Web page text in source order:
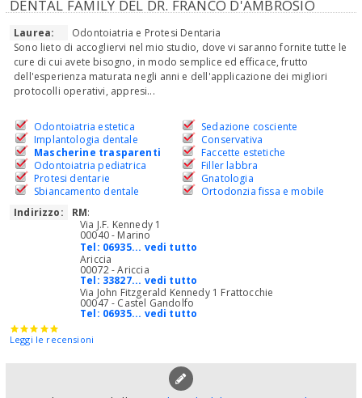
DENTAL FAMILY DEL DR. FRANCO D'AMBROSIO
Laurea:
Odontoiatria e Protesi Dentaria
Sono lieto di accogliervi nel mio studio, dove vi saranno fornite tutte le
cure di cui avete bisogno, in modo semplice ed efficace, frutto
dell'esperienza maturata negli anni e dell'applicazione dei migliori
protocolli operativi, appresi...
Odontoiatria estetica
Implantologia dentale
Mascherine trasparenti
Odontoiatria pediatrica
Protesi dentarie
Sbiancamento dentale
Sedazione cosciente
Conservativa
Faccette estetiche
Filler labbra
Gnatologia
Ortodonzia fissa e mobile
Indirizzo:
RM:
Via J.F. Kennedy 1
00040 - Marino
Tel: 06935... vedi tutto
Ariccia
00072 - Ariccia
Tel: 33827... vedi tutto
Via John Fitzgerald Kennedy 1 Frattocchie
00047 - Castel Gandolfo
Tel: 06935... vedi tutto
Leggi le recensioni